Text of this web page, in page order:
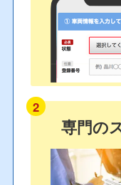
2
専門の